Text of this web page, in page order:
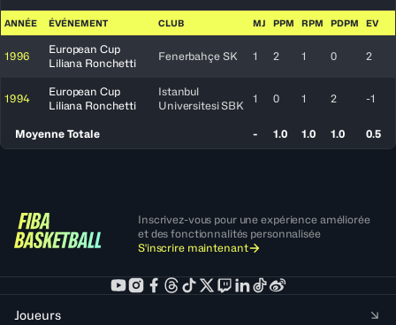
ANNÉE ÉVÉNEMENT CLUB MJ PPM RPM PDPM EV
1996
European Cup
Liliana Ronchetti
Fenerbahçe SK 1 2 1 0 2
1994
European Cup
Liliana Ronchetti
Istanbul
Universitesi SBK
1 0 1 2 -1
Moyenne Totale - 1.0 1.0 1.0 0.5
Inscrivez-vous pour une expérience améliorée
et des fonctionnalités personnalisée
S'inscrire maintenant
Joueurs